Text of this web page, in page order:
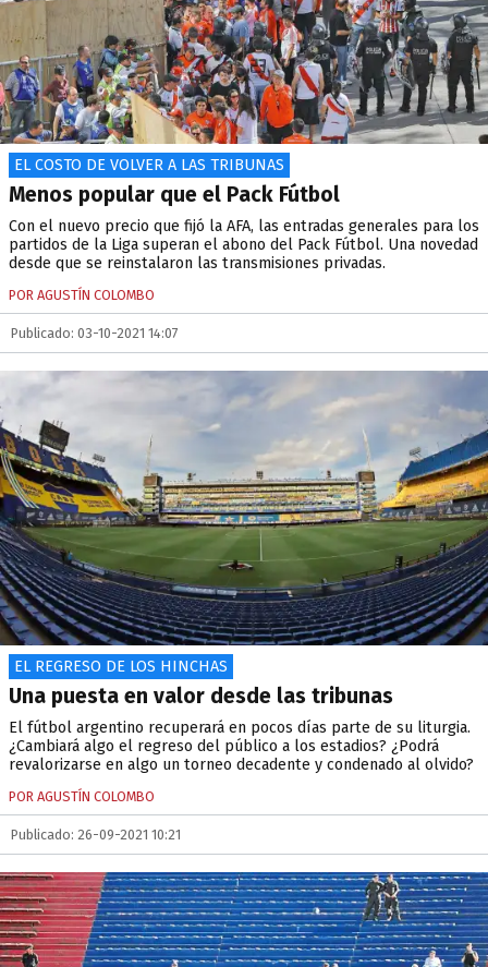
EL COSTO DE VOLVER A LAS TRIBUNAS
Menos popular que el Pack Fútbol
Con el nuevo precio que fijó la AFA, las entradas generales para los
partidos de la Liga superan el abono del Pack Fútbol. Una novedad
desde que se reinstalaron las transmisiones privadas.
POR AGUSTÍN COLOMBO
Publicado: 03-10-2021 14:07
EL REGRESO DE LOS HINCHAS
Una puesta en valor desde las tribunas
El fútbol argentino recuperará en pocos días parte de su liturgia.
¿Cambiará algo el regreso del público a los estadios? ¿Podrá
revalorizarse en algo un torneo decadente y condenado al olvido?
POR AGUSTÍN COLOMBO
Publicado: 26-09-2021 10:21